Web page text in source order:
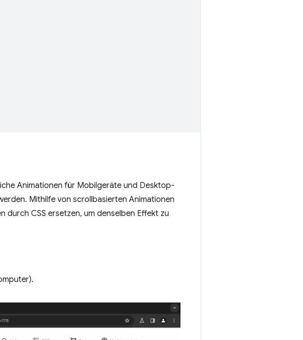
Animationen für Mobilgeräte und Desktop-
Mithilfe von scrollbasierten Animationen
CSS ersetzen, um denselben Effekt zu